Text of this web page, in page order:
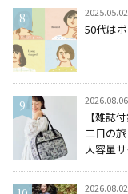
50代は
【雑誌
二日の
大容量